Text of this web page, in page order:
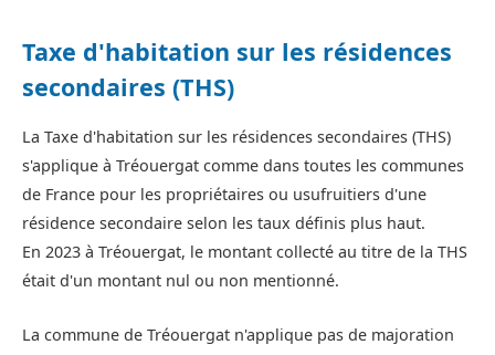
Taxe d'habitation sur les résidences
secondaires (THS)
La Taxe d'habitation sur les résidences secondaires (THS)
s'applique à Tréouergat comme dans toutes les communes
de France pour les propriétaires ou usufruitiers d'une
résidence secondaire selon les taux définis plus haut.
En 2023 à Tréouergat, le montant collecté au titre de la THS
était d'un montant nul ou non mentionné.
La commune de Tréouergat n'applique pas de majoration